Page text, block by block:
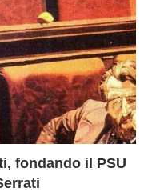
fondando il PSU